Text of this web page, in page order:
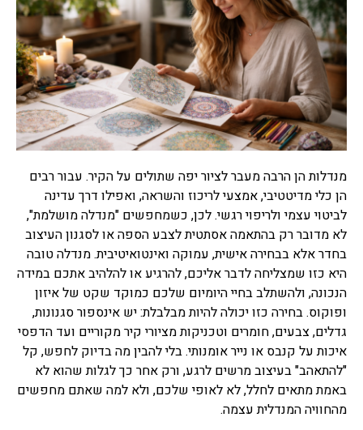
ראשית כל רצוי לפנות ליעוץ
משכנתא, ביעוץ שכזה יינתנו
האופציות הטובות ביותר של
רוב סוגי משכנתאות שקיימות.
ייעוץ משכנתאות
בשנים האחרונות רבים פונים
לייעוץ משכנתאות לפני ביצוע
משכנתא, יועץ משכנתאות
להתמודד עם שוק המשכנתאות
המשוכלל והמסורבל עם מגוון
האפשריות, המסלולים,
הריביות, לעזור להתאים את
המשכנתא ליכולות ולייצג
אותם מול נציגי הבנקים.
ביטוח משכנתא
כמו כל ביטוח והיעוד שלו אז
שנעשה לרוב דרך הבנקים אשר
נותנים משכנתא, ביטוח
משכנתא שכזה נועד בסופו של
עניין לבטח ולהבטיח שהחזר
ההלוואה יהיה כסדרה ויופעל
מנדלות הן הרבה מעבר לציור יפה שתולים על הקיר. עבור רבים
הן כלי מדיטטיבי, אמצעי לריכוז והשראה, ואפילו דרך עדינה
לביטוי עצמי ולריפוי רגשי. לכן, כשמחפשים "מנדלה מושלמת",
לא מדובר רק בהתאמה אסתטית לצבע הספה או לסגנון העיצוב
בחדר אלא בבחירה אישית, עמוקה ואינטואיטיבית. מנדלה טובה
היא כזו שמצליחה לדבר אליכם, להרגיע או להלהיב אתכם במידה
הנכונה, ולהשתלב בחיי היומיום שלכם כמוקד שקט של איזון
ופוקוס. בחירה כזו יכולה להיות מבלבלת: יש אינספור סגנונות,
גדלים, צבעים, חומרים וטכניקות מציורי קיר מקוריים ועד הדפסי
איכות על קנבס או נייר אומנותי. בלי להבין מה בדיוק לחפש, קל
"להתאהב" בעיצוב מרשים לרגע, ורק אחר כך לגלות שהוא לא
באמת מתאים לחלל, לא לאופי שלכם, ולא למה שאתם מחפשים
מהחוויה המנדלית עצמה.